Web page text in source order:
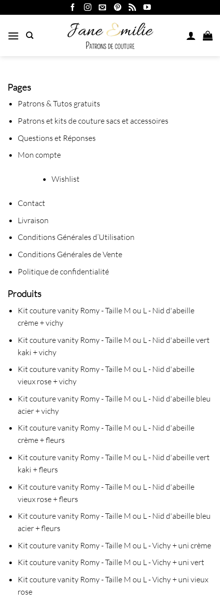
au
contenu
Pages
Patrons & Tutos gratuits
Patrons et kits de couture sacs et accessoires
Questions et Réponses
Mon compte
Wishlist
Contact
Livraison
Conditions Générales d’Utilisation
Conditions Générales de Vente
Politique de confidentialité
Produits
Kit couture vanity Romy - Taille M ou L - Nid d'abeille
crème + vichy
Kit couture vanity Romy - Taille M ou L - Nid d'abeille vert
kaki + vichy
Kit couture vanity Romy - Taille M ou L - Nid d'abeille
vieux rose + vichy
Kit couture vanity Romy - Taille M ou L - Nid d'abeille bleu
acier + vichy
Kit couture vanity Romy - Taille M ou L - Nid d'abeille
crème + fleurs
Kit couture vanity Romy - Taille M ou L - Nid d'abeille vert
kaki + fleurs
Kit couture vanity Romy - Taille M ou L - Nid d'abeille
vieux rose + fleurs
Kit couture vanity Romy - Taille M ou L - Nid d'abeille bleu
acier + fleurs
Kit couture vanity Romy - Taille M ou L - Vichy + uni crème
Kit couture vanity Romy - Taille M ou L - Vichy + uni vert
Kit couture vanity Romy - Taille M ou L - Vichy + uni vieux
rose